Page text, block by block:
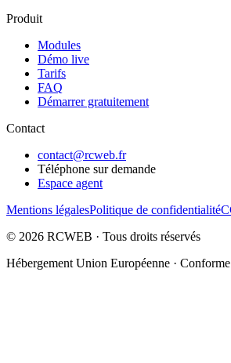
Produit
Modules
Démo live
Tarifs
FAQ
Démarrer gratuitement
Contact
contact@rcweb.fr
Téléphone sur demande
Espace agent
Mentions légalesPolitique de confidentialité
© 2026 RCWEB · Tous droits réservés
Hébergement Union Européenne ·